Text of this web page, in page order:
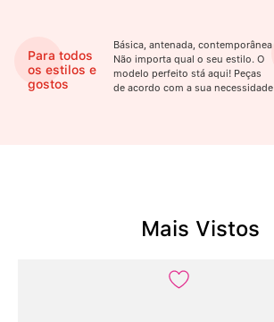
Para todos
os estilos e
gostos
Básica, antenada, contemporânea.
Não importa qual o seu estilo. O
modelo perfeito stá aqui! Peças
de acordo com a sua necessidade
Mais Vistos